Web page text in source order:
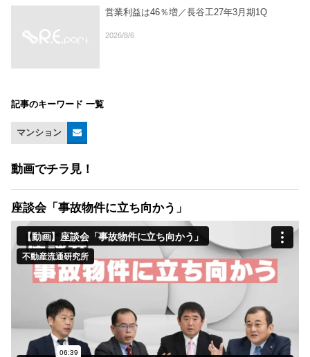
営業利益は46％増／長谷工27年3月期1Q
2026/8/6
記事のキーワード 一覧
マンション
動画でチラ見！
座談会「事故物件に立ち向かう」